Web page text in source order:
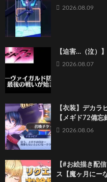
2026.08.09
【迫害…（泣）
2026.08.07
【衣装】デカラ
【メギド72備忘
2026.08.06
【#お絵描き配
ス【魔ヶ月にー